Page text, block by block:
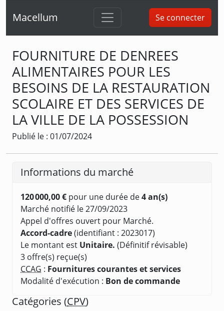
Macellum Se connecter
FOURNITURE DE DENREES
ALIMENTAIRES POUR LES
BESOINS DE LA RESTAURATION
SCOLAIRE ET DES SERVICES DE
LA VILLE DE LA POSSESSION
Publié le : 01/07/2024
Informations du marché
120 000,00 € pour une durée de4 an(s)
Marché notifié le 27/09/2023
Appel d'offres ouvert pour Marché.
Accord-cadre(identifiant : 2023017)
Le montant est Unitaire. (Définitif révisable)
3 offre(s) reçue(s)
CCAG : Fournitures courantes et services
Modalité d'exécution : Bon de commande
Catégories (CPV)